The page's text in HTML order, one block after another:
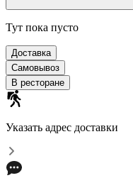
Тут пока пусто
Доставка
Самовывоз
В ресторане
Указать адрес доставки